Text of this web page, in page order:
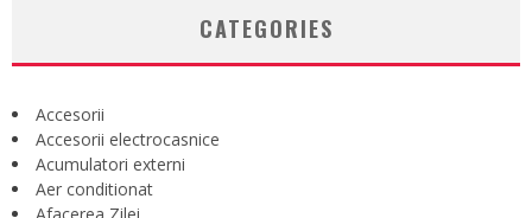
CATEGORIES
Accesorii
Accesorii electrocasnice
Acumulatori externi
Aer conditionat